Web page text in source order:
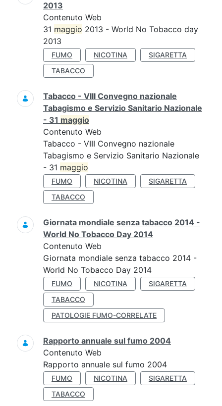
2013
Contenuto Web
31 maggio 2013 - World No Tobacco day
2013
FUMO NICOTINA
SIGARETTA
TABACCO
Tabacco - VIII Convegno nazionale
Tabagismo e Servizio Sanitario Nazionale
- 31 maggio
Contenuto Web
Tabacco - VIII Convegno nazionale
Tabagismo e Servizio Sanitario Nazionale
- 31 maggio
FUMO NICOTINA
SIGARETTA
TABACCO
Giornata mondiale senza tabacco 2014 -
World No Tobacco Day 2014
Contenuto Web
Giornata mondiale senza tabacco 2014 -
World No Tobacco Day 2014
FUMO NICOTINA
SIGARETTA
TABACCO
PATOLOGIE FUMO-CORRELATE
Rapporto annuale sul fumo 2004
Contenuto Web
Rapporto annuale sul fumo 2004
FUMO NICOTINA
SIGARETTA
TABACCO